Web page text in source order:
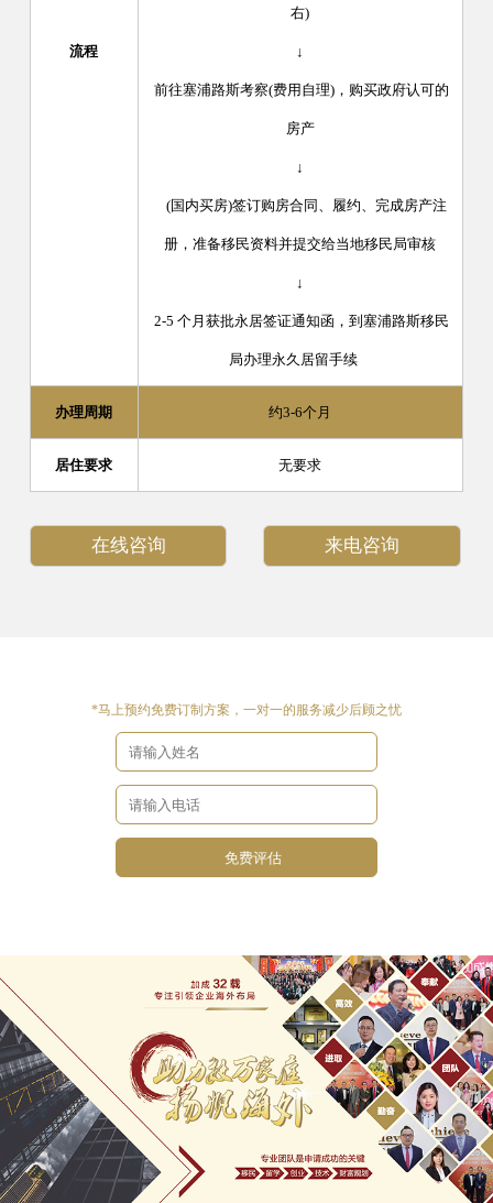
流程
右)
↓
前往塞浦路斯考察(费用自理)，购买政府认可的
房产
↓
(国内买房)签订购房合同、履约、完成房产注
册，准备移民资料并提交给当地移民局审核
↓
2-5 个月获批永居签证通知函，到塞浦路斯移民
局办理永久居留手续
办理周期 约3-6个月
居住要求 无要求
在线咨询 来电咨询
*马上预约免费订制方案，一对一的服务减少后顾之忧